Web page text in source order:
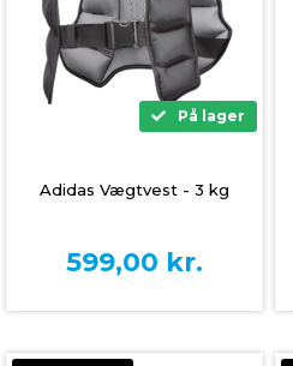
På lager
Adidas Vægtvest - 3 kg
599,00 kr.